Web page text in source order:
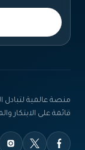
منصة عالمية
قائمة على الابتكار